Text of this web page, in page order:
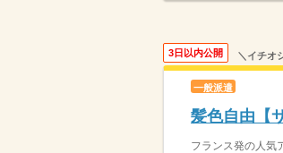
3日以内公開 ＼イチオ
一般派遣
髪色自由【
フランス発の人気